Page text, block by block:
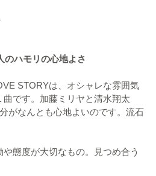
のハモリの心地よさ
STORYは、オシャレな雰囲気
です。加藤ミリヤと清水翔太
がなんとも心地よいのです。流石
態度が大切なもの。見つめ合う